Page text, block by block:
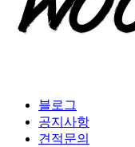
블로그
공지사항
견적문의